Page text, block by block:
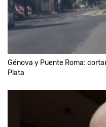
Génova y Puente Roma:
Plata